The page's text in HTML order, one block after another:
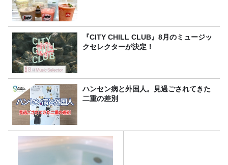
『CITY CHILL CLUB』8月のミュージッ
クセレクターが決定！
ハンセン病と外国人。見過ごされてきた
二重の差別